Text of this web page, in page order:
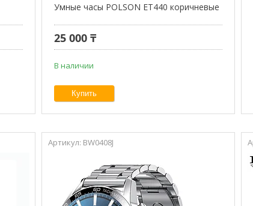
Умные часы POLSON ET440 коричневые
25 000 ₸
В наличии
Купить
BW0408J